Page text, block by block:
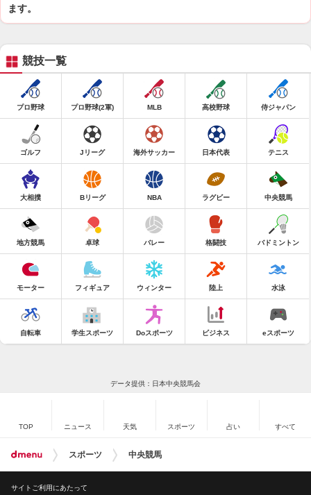
ます。
競技一覧
プロ野球 プロ野球(2軍) MLB 高校野球 侍ジャパン
ゴルフ Jリーグ 海外サッカー 日本代表 テニス
大相撲 Bリーグ NBA ラグビー 中央競馬
地方競馬 卓球 バレー 格闘技 バドミントン
モーター フィギュア ウィンター 陸上 水泳
自転車 学生スポーツ Doスポーツ ビジネス eスポーツ
データ提供：日本中央競馬会
TOP ニュース 天気 スポーツ 占い すべて
スポーツ 中央競馬
サイトご利用にあたって